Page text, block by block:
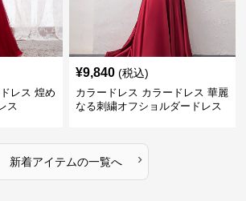
レス 煌め
ス
¥9,840 (税込)
カラードレス カラードレス 華麗
なる刺繍オフショルダードレス
新着アイテムの一覧へ ›